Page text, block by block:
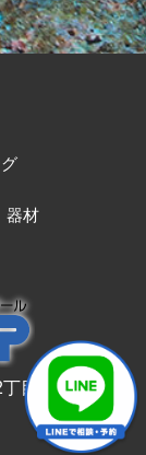
器材
目8-7